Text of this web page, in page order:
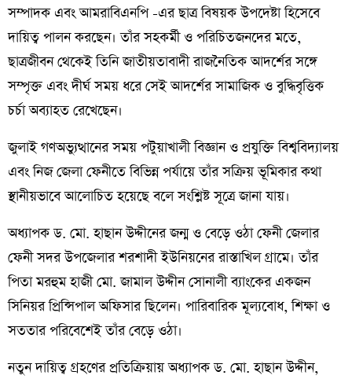
সম্পাদক এবং আমরাবিএনপি -এর ছাত্র বিষয়ক উপদেষ্টা হিসেবে
দায়িত্ব পালন করছেন। তাঁর সহকর্মী ও পরিচিতজনদের মতে,
ছাত্রজীবন থেকেই তিনি জাতীয়তাবাদী রাজনৈতিক আদর্শের সঙ্গে
সম্পৃক্ত এবং দীর্ঘ সময় ধরে সেই আদর্শের সামাজিক ও বুদ্ধিবৃত্তিক
চর্চা অব্যাহত রেখেছেন।
জুলাই গণঅভ্যুত্থানের সময় পটুয়াখালী বিজ্ঞান ও প্রযুক্তি বিশ্ববিদ্যালয়
এবং নিজ জেলা ফেনীতে বিভিন্ন পর্যায়ে তাঁর সক্রিয় ভূমিকার কথা
স্থানীয়ভাবে আলোচিত হয়েছে বলে সংশ্লিষ্ট সূত্রে জানা যায়।
অধ্যাপক ড. মো. হাছান উদ্দীনের জন্ম ও বেড়ে ওঠা ফেনী জেলার
ফেনী সদর উপজেলার শরশাদী ইউনিয়নের রাস্তাখিল গ্রামে। তাঁর
পিতা মরহুম হাজী মো. জামাল উদ্দীন সোনালী ব্যাংকের একজন
সিনিয়র প্রিন্সিপাল অফিসার ছিলেন। পারিবারিক মূল্যবোধ, শিক্ষা ও
সততার পরিবেশেই তাঁর বেড়ে ওঠা।
নতুন দায়িত্ব গ্রহণের প্রতিক্রিয়ায় অধ্যাপক ড. মো. হাছান উদ্দীন,